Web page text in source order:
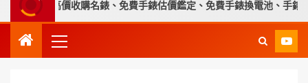
家｜高價收購名錶、免費手錶估價鑑定、免費手錶換電池、手錶要賣